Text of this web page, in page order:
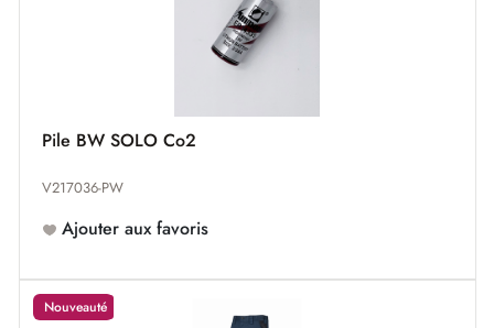
Pile BW SOLO Co2
V217036-PW
Ajouter aux favoris
Nouveauté